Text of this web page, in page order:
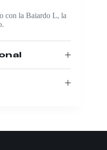
con la Baiardo L, la